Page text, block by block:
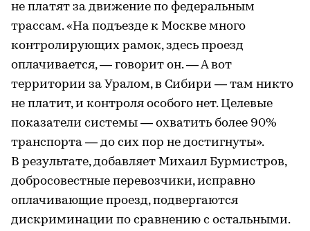
не платят за движение по федеральным
трассам. «На подъезде к Москве много
контролирующих рамок, здесь проезд
оплачивается, — говорит он. — А вот
территории за Уралом, в Сибири — там никто
не платит, и контроля особого нет. Целевые
показатели системы — охватить более 90%
транспорта — до сих пор не достигнуты».
В результате, добавляет Михаил Бурмистров,
добросовестные перевозчики, исправно
оплачивающие проезд, подвергаются
дискриминации по сравнению с остальными.